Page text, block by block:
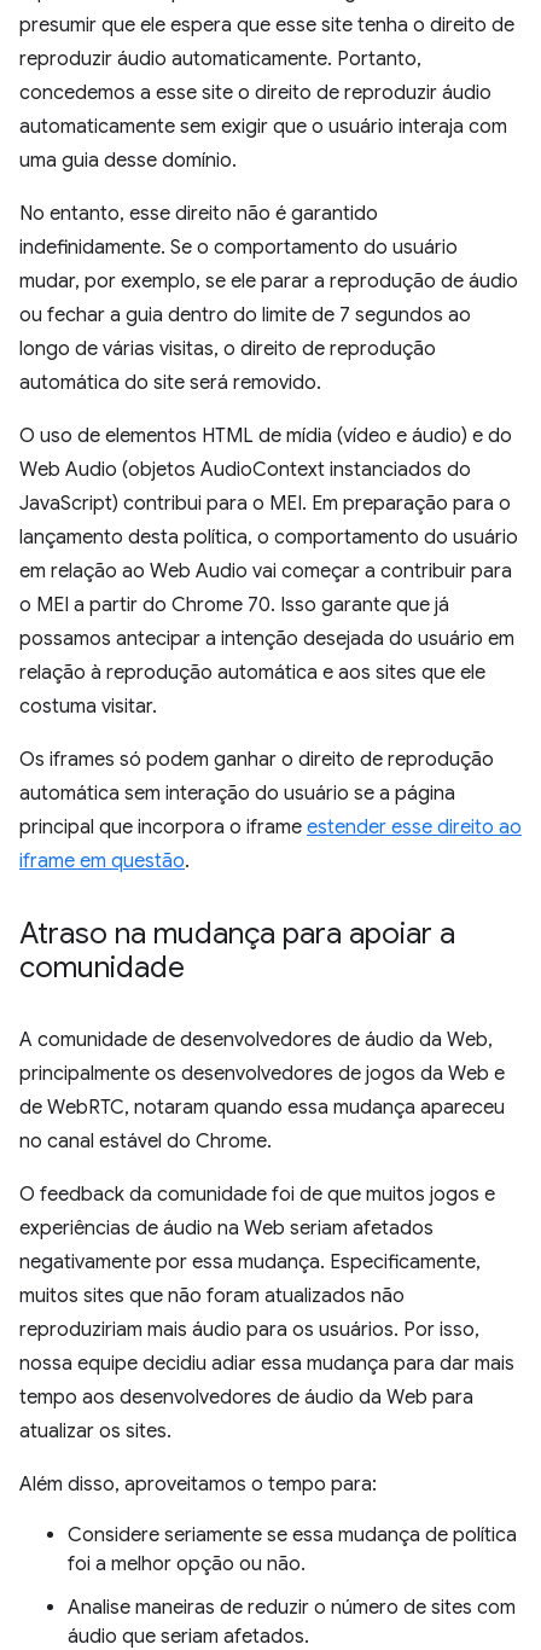
presumir que ele espera que esse site tenha o direito de
reproduzir áudio automaticamente. Portanto,
concedemos a esse site o direito de reproduzir áudio
automaticamente sem exigir que o usuário interaja com
uma guia desse domínio.
No entanto, esse direito não é garantido
indefinidamente. Se o comportamento do usuário
mudar, por exemplo, se ele parar a reprodução de áudio
ou fechar a guia dentro do limite de 7 segundos ao
longo de várias visitas, o direito de reprodução
automática do site será removido.
O uso de elementos HTML de mídia (vídeo e áudio) e do
Web Audio (objetos AudioContext instanciados do
JavaScript) contribui para o MEI. Em preparação para o
lançamento desta política, o comportamento do usuário
em relação ao Web Audio vai começar a contribuir para
o MEI a partir do Chrome 70. Isso garante que já
possamos antecipar a intenção desejada do usuário em
relação à reprodução automática e aos sites que ele
costuma visitar.
Os iframes só podem ganhar o direito de reprodução
automática sem interação do usuário se a página
principal que incorpora o iframe estender esse direito ao
iframe em questão.
Atraso na mudança para apoiar a
comunidade
A comunidade de desenvolvedores de áudio da Web,
principalmente os desenvolvedores de jogos da Web e
de WebRTC, notaram quando essa mudança apareceu
no canal estável do Chrome.
O feedback da comunidade foi de que muitos jogos e
experiências de áudio na Web seriam afetados
negativamente por essa mudança. Especificamente,
muitos sites que não foram atualizados não
reproduziriam mais áudio para os usuários. Por isso,
nossa equipe decidiu adiar essa mudança para dar mais
tempo aos desenvolvedores de áudio da Web para
atualizar os sites.
Além disso, aproveitamos o tempo para:
Considere seriamente se essa mudança de política
foi a melhor opção ou não.
Analise maneiras de reduzir o número de sites com
áudio que seriam afetados.